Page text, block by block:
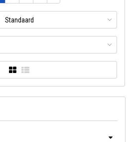
Standaard